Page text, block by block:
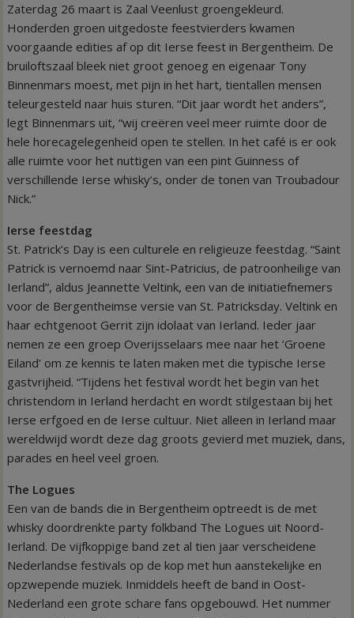
Zaterdag 26 maart is Zaal Veenlust groengekleurd.
Honderden groen uitgedoste feestvierders kwamen
voorgaande edities af op dit Ierse feest in Bergentheim. De
bruiloftszaal bleek niet groot genoeg en eigenaar Tony
Binnenmars moest, met pijn in het hart, tientallen mensen
teleurgesteld naar huis sturen. “Dit jaar wordt het anders”,
legt Binnenmars uit, “wij creëren veel meer ruimte door de
hele horecagelegenheid open te stellen. In het café is er ook
alle ruimte voor het nuttigen van een pint Guinness of
verschillende Ierse whisky’s, onder de tonen van Troubadour
Nick.”
Ierse feestdag
St. Patrick’s Day is een culturele en religieuze feestdag. “Saint
Patrick is vernoemd naar Sint-Patricius, de patroonheilige van
Ierland”, aldus Jeannette Veltink, een van de initiatiefnemers
voor de Bergentheimse versie van St. Patricksday. Veltink en
haar echtgenoot Gerrit zijn idolaat van Ierland. Ieder jaar
nemen ze een groep Overijsselaars mee naar het ‘Groene
Eiland’ om ze kennis te laten maken met die typische Ierse
gastvrijheid. “Tijdens het festival wordt het begin van het
christendom in Ierland herdacht en wordt stilgestaan bij het
Ierse erfgoed en de Ierse cultuur. Niet alleen in Ierland maar
wereldwijd wordt deze dag groots gevierd met muziek, dans,
parades en heel veel groen.
The Logues
Een van de bands die in Bergentheim optreedt is de met
whisky doordrenkte party folkband The Logues uit Noord-
Ierland. De vijfkoppige band zet al tien jaar verscheidene
Nederlandse festivals op de kop met hun aanstekelijke en
opzwepende muziek. Inmiddels heeft de band in Oost-
Nederland een grote schare fans opgebouwd. Het nummer